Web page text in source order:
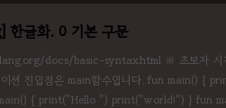
글화. 0 기본 구문
docs/basic-syntax.html ※ 초보자 시각
이션 진입점은 main함수입니다. fun main() {
main() { print("Hello ") print("world!") } fun